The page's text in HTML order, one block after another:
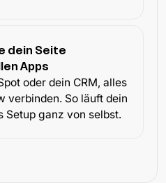
dein Seite
Apps
oder dein CRM, alles
verbinden. So läuft dein
Setup ganz von selbst.